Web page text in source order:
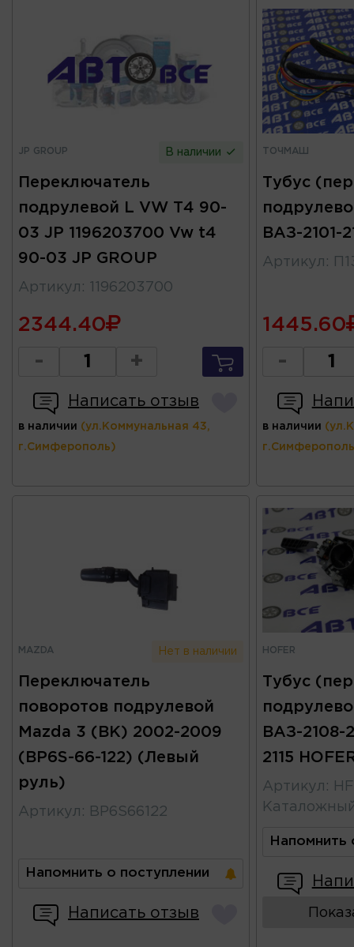
JP GROUP В наличии
Переключатель
подрулевой L VW T4 90-
03 JP 1196203700 Vw t4
90-03 JP GROUP
Артикул : 1196203700
2344.40
- +
Написать отзыв
в наличии (ул.Коммунальная 43,
г.Симферополь)
ТОЧМАШ
Тубус
ВАЗ-2101-
Артикул :
1445.60
-
в наличии
MAZDA Нет в наличии
Переключатель
поворотов подрулевой
Mazda 3 (BK) 2002-2009
(BP6S-66-122) (Левый
руль)
Артикул : BP6S66122
Напомнить о поступлении
Написать отзыв
HOFER
Тубус
ВАЗ-2108-
2115
Артикул :
Напомнить